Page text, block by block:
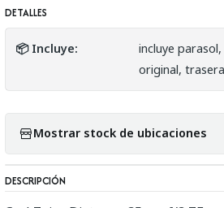
DETALLES
📦 Incluye:
incluye
original,
Mostrar stock de ubicaciones
DESCRIPCIÓN